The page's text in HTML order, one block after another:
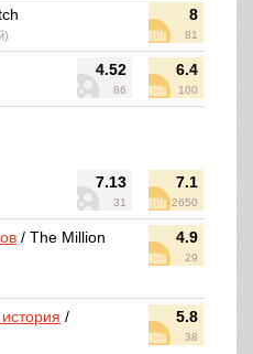
8
81
4.52
86
6.4
100
7.13
31
7.1
2650
4.9
29
/ The Million
5.8
38
/